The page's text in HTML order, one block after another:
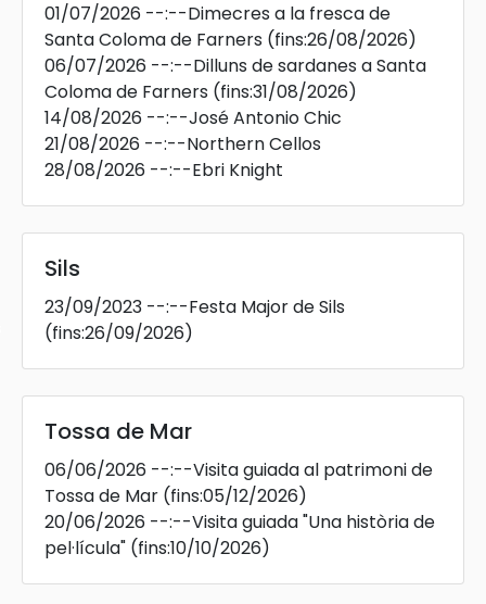
01/07/2026 --:--Dimecres a la fresca de
Santa Coloma de Farners (fins:26/08/2026)
06/07/2026 --:--Dilluns de sardanes a Santa
Coloma de Farners (fins:31/08/2026)
14/08/2026 --:--José Antonio Chic
21/08/2026 --:--Northern Cellos
28/08/2026 --:--Ebri Knight
Sils
23/09/2023 --:--Festa Major de Sils
(fins:26/09/2026)
Tossa de Mar
06/06/2026 --:--Visita guiada al patrimoni de
Tossa de Mar (fins:05/12/2026)
20/06/2026 --:--Visita guiada "Una història de
pel·lícula" (fins:10/10/2026)